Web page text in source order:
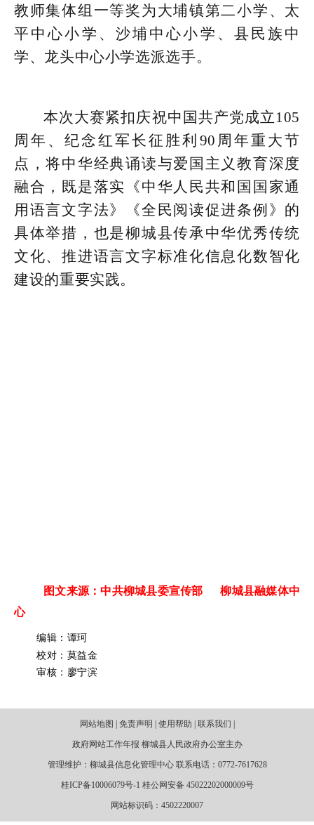
教师集体组一等奖为大埔镇第二小学、太
平中心小学、沙埔中心小学、县民族中
学、龙头中心小学选派选手。
本次大赛紧扣庆祝中国共产党成立105
周年、纪念红军长征胜利90周年重大节
点，将中华经典诵读与爱国主义教育深度
融合，既是落实《中华人民共和国国家通
用语言文字法》《全民阅读促进条例》的
具体举措，也是柳城县传承中华优秀传统
文化、推进语言文字标准化信息化数智化
建设的重要实践。
图文来源：中共柳城县委宣传部 柳城县融媒体中
心
编辑：谭珂
校对：莫益金
审核：廖宁滨
网站地图 | 免责声明 | 使用帮助 | 联系我们 |
政府网站工作年报 柳城县人民政府办公室主办
管理维护：柳城县信息化管理中心 联系电话：0772-7617628
桂ICP备10006079号-1 桂公网安备 45022202000009号
网站标识码：4502220007